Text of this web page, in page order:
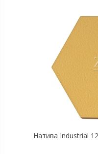
Натива Industrial